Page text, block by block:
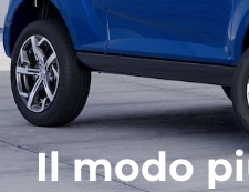
Il modo